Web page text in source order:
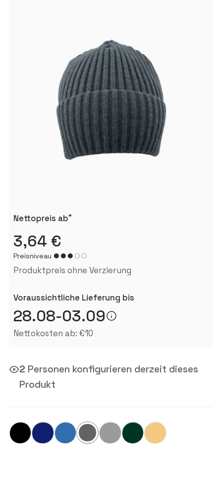
Nettopreis ab*
3,64 €
Preisniveau
Produktpreis ohne Verzierung
Voraussichtliche Lieferung bis
28.08-03.09
Nettokosten ab: €10
2 Personen konfigurieren derzeit dieses
Produkt